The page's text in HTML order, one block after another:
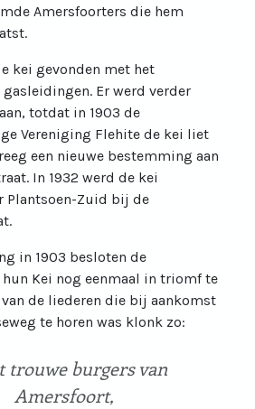
Amersfoorters die hem
kei gevonden met het
gasleidingen. Er werd verder
totdat in 1903 de
Vereniging Flehite de kei liet
een nieuwe bestemming aan
In 1932 werd de kei
Plantsoen-Zuid bij de
in 1903 besloten de
Kei nog eenmaal in triomf te
van de liederen die bij aankomst
te horen was klonk zo:
trouwe burgers van
Amersfoort,